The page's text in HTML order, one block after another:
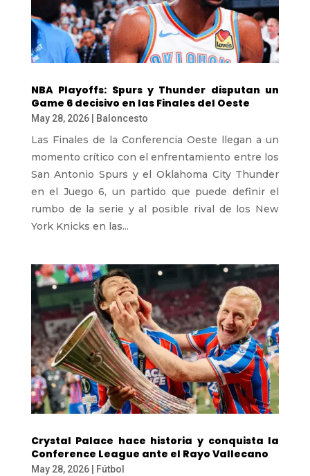
NBA Playoffs: Spurs y Thunder disputan un
Game 6 decisivo en las Finales del Oeste
May 28, 2026| Baloncesto
Las Finales de la Conferencia Oeste llegan a un
momento crítico con el enfrentamiento entre los
San Antonio Spurs y el Oklahoma City Thunder
en el Juego 6, un partido que puede definir el
rumbo de la serie y al posible rival de los New
York Knicks en las...
Crystal Palace hace historia y conquista la
Conference League ante el Rayo Vallecano
May 28, 2026| Fútbol